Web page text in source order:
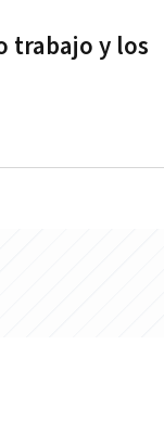
trabajo y los